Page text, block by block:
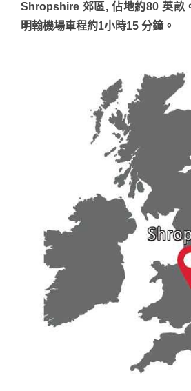
Shropshire 郊區, 佔地約80 英畝
明翰機場車程約1小時15 分鐘。